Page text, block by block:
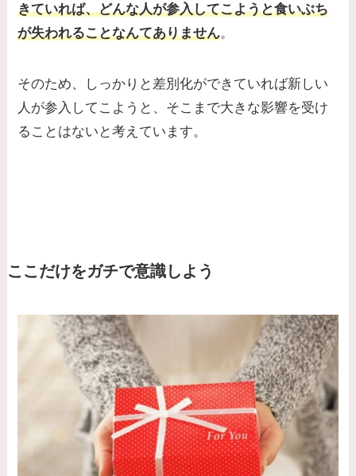
きていれば、どんな人が参入してこようと食いぶち
が失われることなんてありません。
そのため、しっかりと差別化ができていれば新しい
人が参入してこようと、そこまで大きな影響を受け
ることはないと考えています。
ここだけをガチで意識しよう